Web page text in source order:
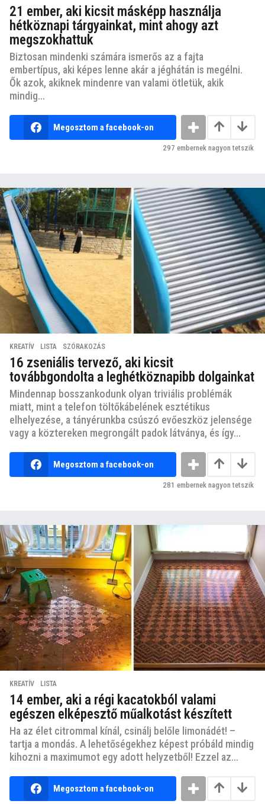
21 ember, aki kicsit másképp használja
hétköznapi tárgyainkat, mint ahogy azt
megszokhattuk
Biztosan mindenki számára ismerős az a fajta
embertípus, aki képes lenne akár a jéghátán is megélni.
Ők azok, akiknek mindenre van valami ötletük, akik
mindig...
Megosztom a facebook-on
297 embernek nagyon tetszik
KREATÍV ,LISTA ,SZÓRAKOZÁS
16 zseniális tervező, aki kicsit
továbbgondolta a leghétköznapibb dolgainkat
Mindennap bosszankodunk olyan triviális problémák
miatt, mint a telefon töltőkábelének esztétikus
elhelyezése, a tányérunkba csúszó evőeszköz jelensége
vagy a köztereken megrongált padok látványa, és így...
Megosztom a facebook-on
281 embernek nagyon tetszik
KREATÍV ,LISTA
14 ember, aki a régi kacatokból valami
egészen elképesztő műalkotást készített
Ha az élet citrommal kínál, csinálj belőle limonádét! –
tartja a mondás. A lehetőségekhez képest próbáld mindig
kihozni a maximumot egy adott helyzetből! Ezzel az...
Megosztom a facebook-on